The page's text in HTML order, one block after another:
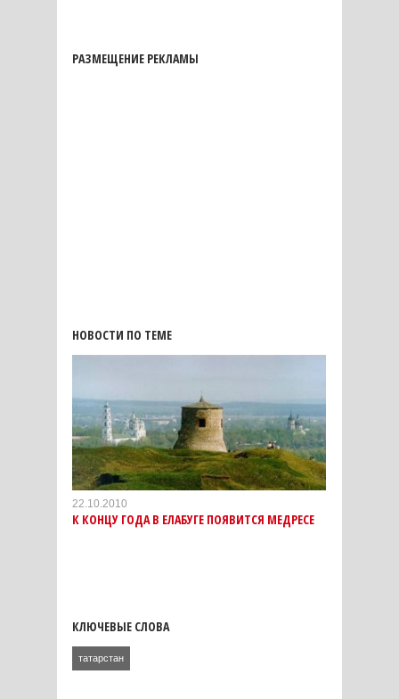
РАЗМЕЩЕНИЕ РЕКЛАМЫ
НОВОСТИ ПО ТЕМЕ
22.10.2010
К КОНЦУ ГОДА В ЕЛАБУГЕ ПОЯВИТСЯ МЕДРЕСЕ
КЛЮЧЕВЫЕ СЛОВА
татарстан